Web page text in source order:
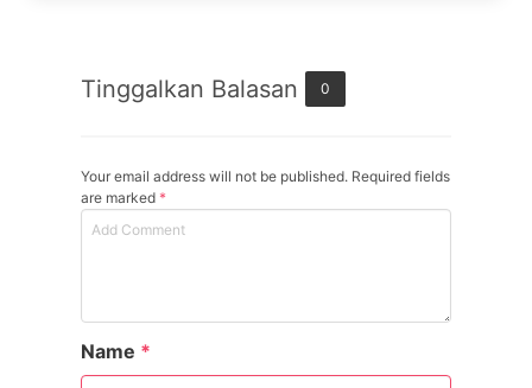
Tinggalkan Balasan 0
Your email address will not be published. Required fields
are marked *
Name *